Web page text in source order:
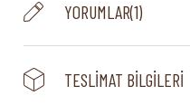
YORUMLAR(1)
TESLIMAT BILGILERI